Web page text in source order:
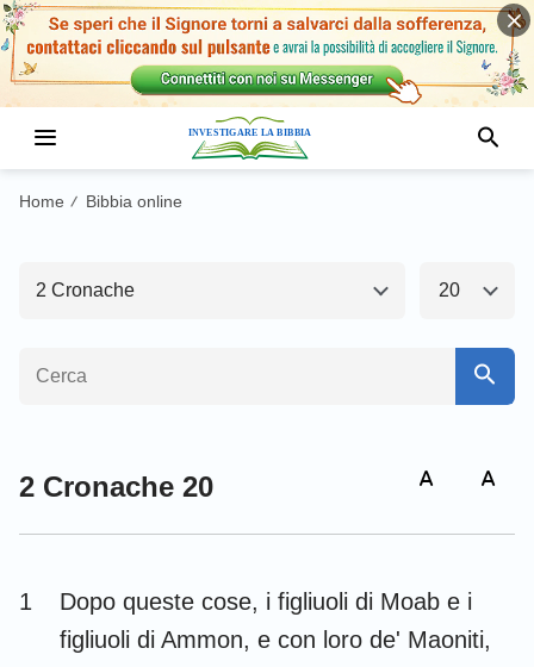
Home / Bibbia online
2 Cronache
Antico Testamento1 Nuovo Testamento
Genesi
Deuteronomio
Ester Giobbe
20
2 Cronache 20
1
Dopo queste cose, i figliuoli di Moab e i
figliuoli di Ammon, e con loro de' Maoniti,